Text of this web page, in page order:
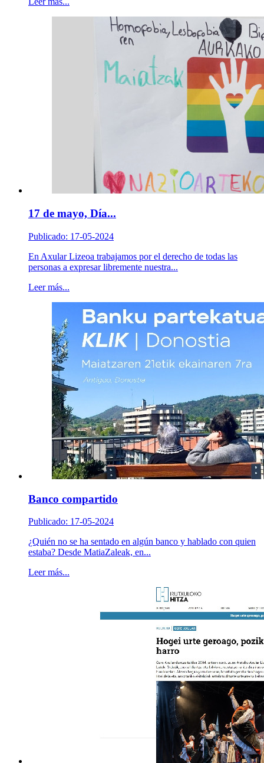
17 de mayo, Día...
Publicado: 17-05-2024
En Axular Lizeoa trabajamos por el derecho de todas las
personas a expresar libremente nuestra...
Leer más...
Banco compartido
Publicado: 17-05-2024
¿Quién no se ha sentado en algún banco y hablado con quien
estaba? Desde MatiaZaleak, en...
Leer más...